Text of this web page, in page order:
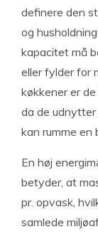
definere den
og
kapacitet må
eller fylder for
køkkener er
da de
kan rumme en
En høj
betyder, at
pr. opvask,
samlede